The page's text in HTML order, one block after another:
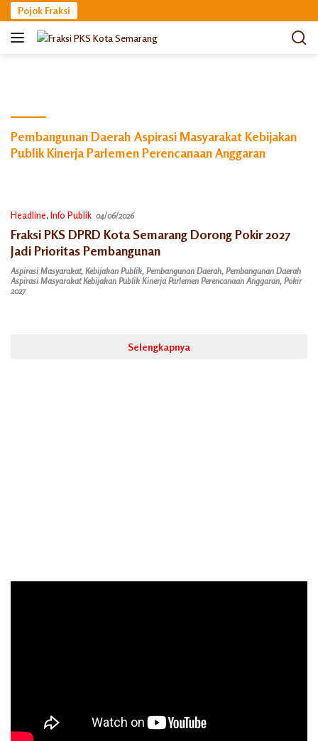
Langsung
ke
konten
Pojok Fraksi
Pembangunan Daerah Aspirasi Masyarakat Kebijakan
Publik Kinerja Parlemen Perencanaan Anggaran
Headline, Info Publik 04/06/2026
Fraksi PKS DPRD Kota Semarang Dorong Pokir 2027
Jadi Prioritas Pembangunan
Aspirasi Masyarakat, Kebijakan Publik, Pembangunan Daerah, Pembangunan Daerah
Aspirasi Masyarakat Kebijakan Publik Kinerja Parlemen Perencanaan Anggaran, Pokir
2027
Selengkapnya